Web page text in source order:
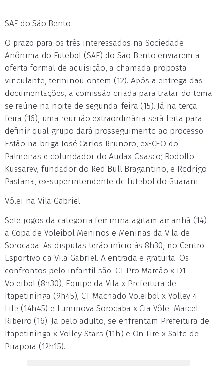
SAF do São Bento
O prazo para os três interessados na Sociedade
Anônima do Futebol (SAF) do São Bento enviarem a
oferta formal de aquisição, a chamada proposta
vinculante, terminou ontem (12). Após a entrega das
documentações, a comissão criada para tratar do tema
se reúne na noite de segunda-feira (15). Já na terça-
feira (16), uma reunião extraordinária será feita para
definir qual grupo dará prosseguimento ao processo.
Estão na briga José Carlos Brunoro, ex-CEO do
Palmeiras e cofundador do Audax Osasco; Rodolfo
Kussarev, fundador do Red Bull Bragantino, e Rodrigo
Pastana, ex-superintendente de futebol do Guarani.
Vôlei na Vila Gabriel
Sete jogos da categoria feminina agitam amanhã (14)
a Copa de Voleibol Meninos e Meninas da Vila de
Sorocaba. As disputas terão início às 8h30, no Centro
Esportivo da Vila Gabriel. A entrada é gratuita. Os
confrontos pelo infantil são: CT Pro Marcão x D1
Voleibol (8h30), Equipe da Vila x Prefeitura de
Itapetininga (9h45), CT Machado Voleibol x Volley 4
Life (14h45) e Luminova Sorocaba x Cia Vôlei Marcel
Ribeiro (16). Já pelo adulto, se enfrentam Prefeitura de
Itapetininga x Volley Stars (11h) e On Fire x Salto de
Pirapora (12h15).